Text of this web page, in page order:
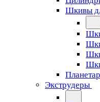
Шкивы
Экструдеры